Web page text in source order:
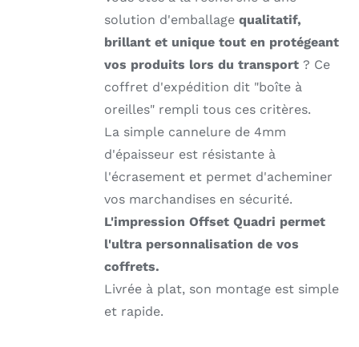
solution d'emballagequalitatif,
brillant et unique tout en protégeant
vos produits lors du transport ? Ce
coffret d'expédition dit "boîte à
oreilles" rempli tous ces critères.
La simple cannelure de 4mm
d'épaisseur est résistante à
l'écrasement et permet d'acheminer
vos marchandises en sécurité.
L'impression Offset Quadri permet
l'ultra personnalisation de vos
coffrets.
Livrée à plat, son montage est simple
et rapide.